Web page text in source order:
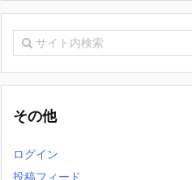
その他
ログイン
投稿フィード